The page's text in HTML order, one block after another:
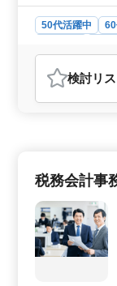
50代活躍中
おすすめポイ
＜経験を重視
の方を求めて
は、条件面
す。 ＜積極的
理業務に携わ
検討リス
税務会計事